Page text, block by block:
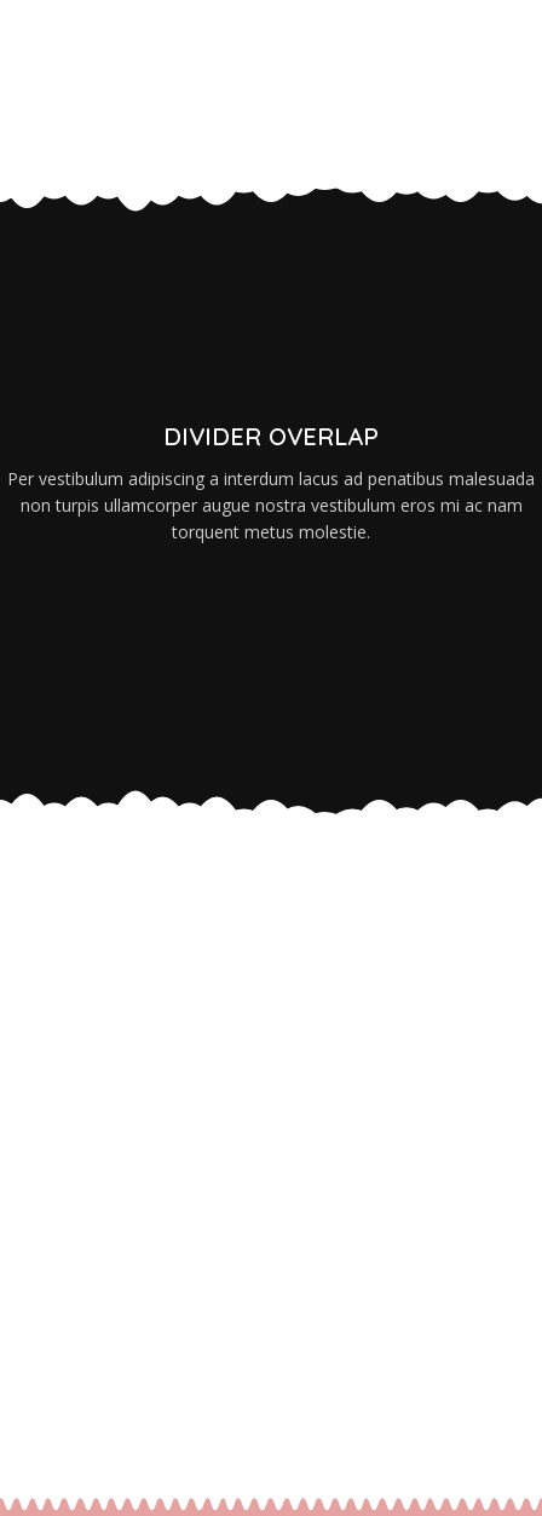
DIVIDER OVERLAP
Per vestibulum adipiscing a interdum lacus ad penatibus malesuada
non turpis ullamcorper augue nostra vestibulum eros mi ac nam
torquent metus molestie.